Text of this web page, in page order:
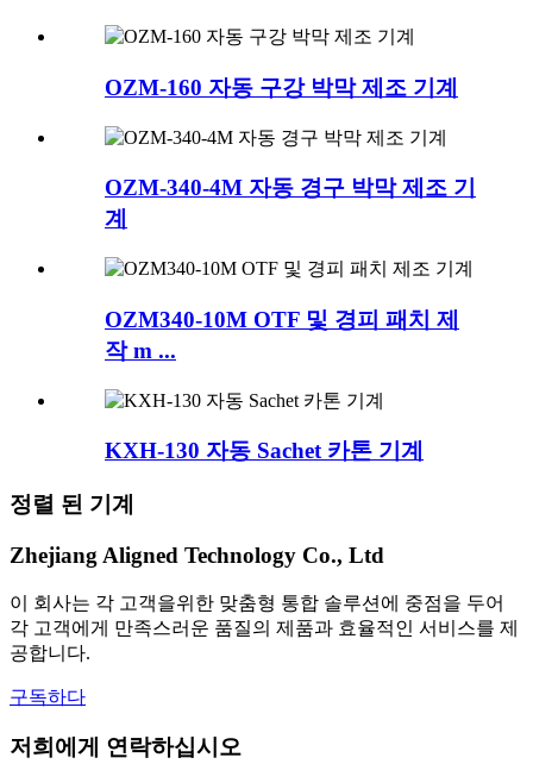
OZM-160 자동 구강 박막 제조 기계
OZM-340-4M 자동 경구 박막 제조 기
계
OZM340-10M OTF 및 경피 패치 제
작 m ...
KXH-130 자동 Sachet 카톤 기계
정렬 된 기계
Zhejiang Aligned Technology Co., Ltd
이 회사는 각 고객을위한 맞춤형 통합 솔루션에 중점을 두어
각 고객에게 만족스러운 품질의 제품과 효율적인 서비스를 제
공합니다.
구독하다
저희에게 연락하십시오